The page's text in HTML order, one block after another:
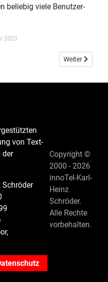
beliebig viele Benutzer-
2023
Nächster
Weiter
von Text-
der
Schröder
Copyright ©
2000 - 2026
innoTel-Karl-
Heinz
Schröder.
Alle Rechte
vorbehalten.